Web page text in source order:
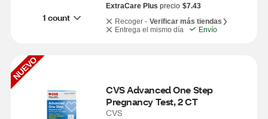
1 count
ExtraCare Plus precio $7.43
Recoger - Verificar más tiendas
Entrega el mismo día
Envío
NUEVO
CVS Advanced One Step
Pregnancy Test, 2 CT
CVS